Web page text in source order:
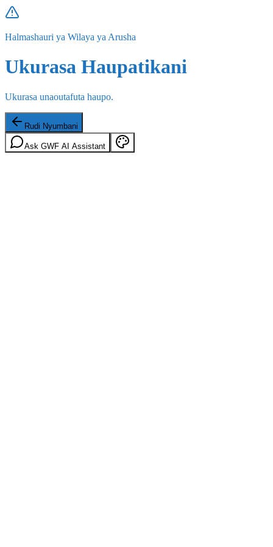
Halmashauri ya Wilaya ya Arusha
Ukurasa Haupatikani
Ukurasa unaoutafuta haupo.
Rudi Nyumbani
Ask GWF AI Assistant